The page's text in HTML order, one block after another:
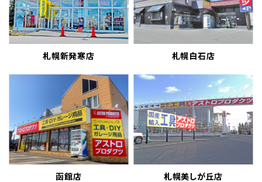
札幌新発寒店 札幌白石店
函館店 札幌美しが丘店